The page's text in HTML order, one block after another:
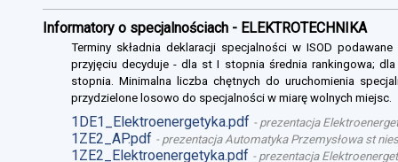
Informatory o specjalnościach - ELEKTROTECHNIKA
Terminy składnia deklaracji specjalności w ISOD
przyjęciu decyduje - dla st I stopnia średnia rankingowa;
stopnia. Minimalna liczba chętnych do uruchomienia
przydzielone losowo do specjalności w miarę wolnych miejsc.
1DE1_Elektroenergetyka.pdf - prezentacja
1ZE2_AP.pdf - prezentacja Automatyka Przemysłowa st
1ZE2_Elektroenergetyka.pdf - prezentacja